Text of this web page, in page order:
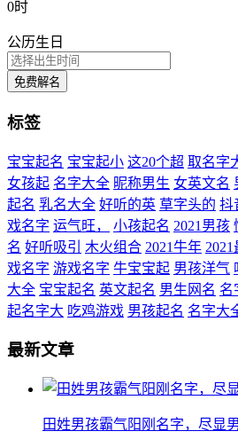
0时
公历生日
免费解名
标签
宝宝起名 宝宝起小 这20个超 取名字
女孩起 名字大全 昵称男生 女英文名
起名 乳名大全 好听的英 草字头的 抖
戏名字 运气旺， 小孩起名 2021男孩
名 好听吸引 木火组合 2021牛年 2021
戏名字 游戏名字 牛宝宝起 男孩洋气
大全 宝宝起名 英文起名 男生网名 名
起名字大 吃鸡游戏 男孩起名 名字大
最新文章
田姓男孩霸气阳刚名字，尽显